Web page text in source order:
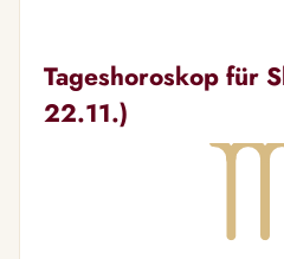
Tageshoroskop für
22.11.)